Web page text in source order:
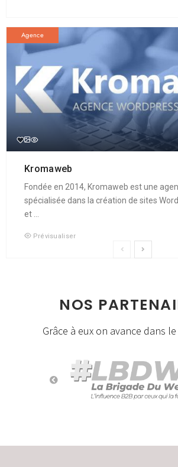
Agence
Kromaweb
Fondée en 2014, Kromaweb est une
spécialisée dans la création de sites
et ...
Prévisualiser
NOS
Grâce à eux on avance dans